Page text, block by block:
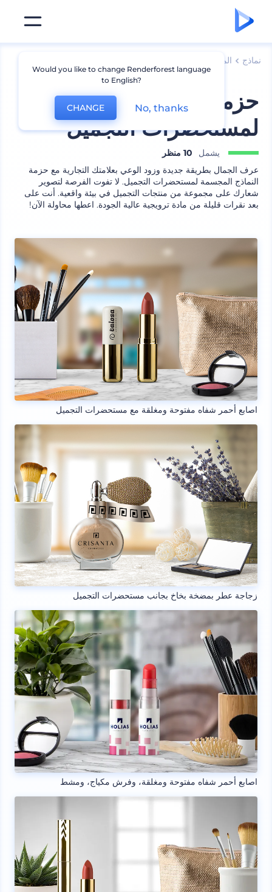
نماذج المنتجات
حزمة نماذج مجسمة
لمستحضرات التجميل
يشمل
10 منظر
عرف الجمال بطريقة جديدة وزود الوعي بعلامتك التجارية مع حزمة
النماذج المجسمة لمستحضرات التجميل. لا تفوت الفرصة لتصوير
شعارك على مجموعة من منتجات التجميل في بيئة واقعية. أنت على
بعد نقرات قليلة من مادة ترويجية عالية الجودة. اعطها محاولة الآن!
اصابع أحمر شفاه مفتوحة ومغلقة مع مستحضرات التجميل
زجاجة عطر بمضخة بخاخ بجانب مستحضرات التجميل
اصابع أحمر شفاه مفتوحة ومغلقة، وفرش مكياج، ومشط
Would you like to change Renderforest language
to English?
CHANGE No, thanks